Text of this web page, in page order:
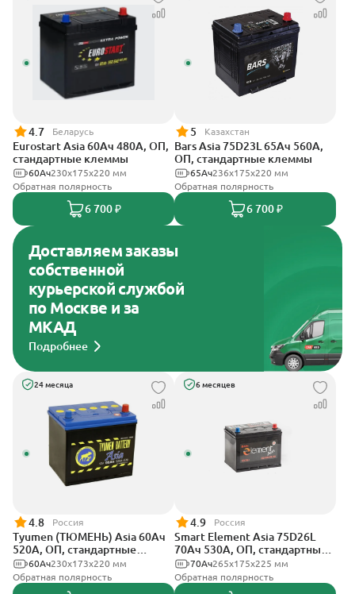
4.7 Беларусь
Eurostart Asia 60Ач 480А, ОП,
стандартные клеммы
230x175x220 мм
60Ач
Обратная полярность
6 700 ₽
5 Казахстан
Bars Asia 75D23L 65Ач 560А,
ОП, стандартные клеммы
236х175х220 мм
65Ач
Обратная полярность
6 700 ₽
Доставляем заказы
собственной
курьерской службой
по Москве и за
МКАД
Подробнее
24 месяца
4.8 Россия
Tyumen (ТЮМЕНЬ) Asia 60Ач
520А, ОП, стандартные
клеммы230х173х220 мм
60Ач
Обратная полярность
6 месяцев
4.9 Россия
Smart Element Asia 75D26L
70Ач 530А, ОП, стандартные
клеммы265x175x225 мм
70Ач
Обратная полярность